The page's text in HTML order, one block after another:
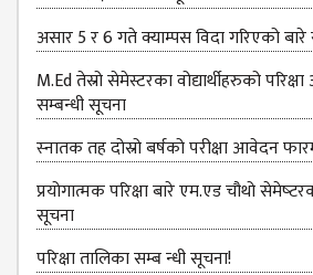
PROGRAMS
& POLICIES
FEE
STRUCTURE
METHODS &
TECHNIQUES
RULES &
REGULATION
असार 5 र 6 गते क्याम्पस विदा गरिएको
M.Ed तेस्रो सेमेस्टरका वोद्यार्थीहरुको
सम्बन्धी सूचना
स्‍नातक तह दोस्रो बर्षको परीक्षा आवेदन
प्रयोगात्मक परिक्षा बारे एम.एड चौथो
सूचना
परिक्षा तालिका सम्ब न्धी सूचना!